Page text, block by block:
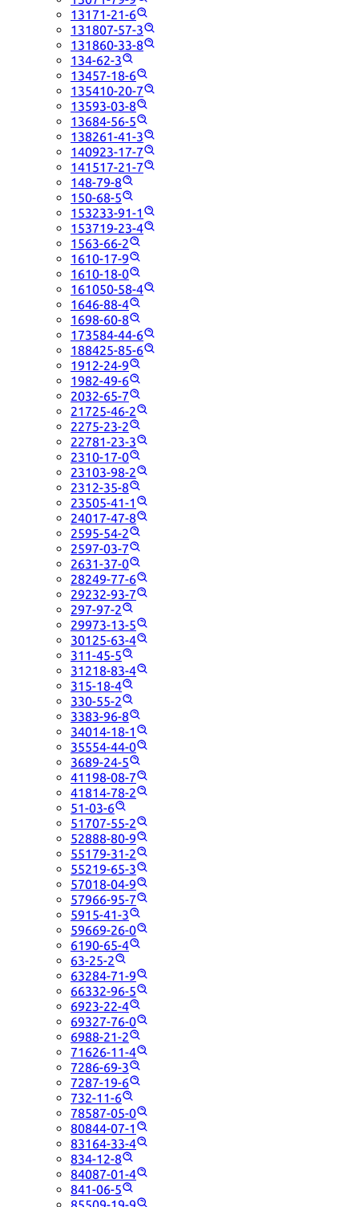
13171-21-6
131807-57-3
131860-33-8
134-62-3
13457-18-6
135410-20-7
13593-03-8
13684-56-5
138261-41-3
140923-17-7
141517-21-7
148-79-8
150-68-5
153233-91-1
153719-23-4
1563-66-2
1610-17-9
1610-18-0
161050-58-4
1646-88-4
1698-60-8
173584-44-6
188425-85-6
1912-24-9
1982-49-6
2032-65-7
21725-46-2
2275-23-2
22781-23-3
2310-17-0
23103-98-2
2312-35-8
23505-41-1
24017-47-8
2595-54-2
2597-03-7
2631-37-0
28249-77-6
29232-93-7
297-97-2
29973-13-5
30125-63-4
311-45-5
31218-83-4
315-18-4
330-55-2
3383-96-8
34014-18-1
35554-44-0
3689-24-5
41198-08-7
41814-78-2
51-03-6
51707-55-2
52888-80-9
55179-31-2
55219-65-3
57018-04-9
57966-95-7
5915-41-3
59669-26-0
6190-65-4
63-25-2
63284-71-9
66332-96-5
6923-22-4
69327-76-0
6988-21-2
71626-11-4
7286-69-3
7287-19-6
732-11-6
78587-05-0
80844-07-1
83164-33-4
834-12-8
84087-01-4
841-06-5